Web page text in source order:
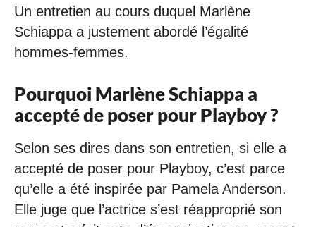
Un entretien au cours duquel Marlène
Schiappa a justement abordé l’égalité
hommes-femmes.
Pourquoi Marlène Schiappa a
accepté de poser pour Playboy ?
Selon ses dires dans son entretien, si elle a
accepté de poser pour Playboy, c’est parce
qu’elle a été inspirée par Pamela Anderson.
Elle juge que l’actrice s’est réapproprié son